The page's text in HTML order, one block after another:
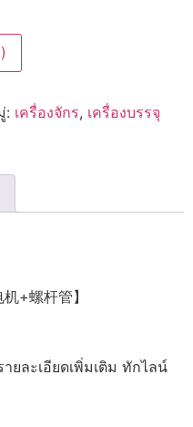
: เครื่องจักร, เครื่องบรรจุ
+螺杆管】
ยละเอียดเพิ่มเติม ทักไลน์